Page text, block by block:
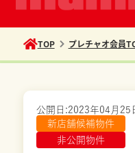
TOP プレチャオ会員
公開日:2023年04月25
新店舗候補物件
非公開物件